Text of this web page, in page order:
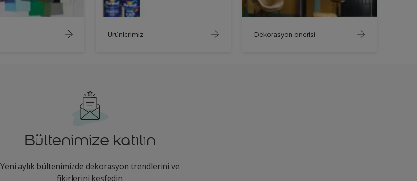
Ürünlerimiz Dekorasyon onerisi
Bültenimize katılın
Yeni aylık bültenimizde dekorasyon trendlerini ve
fikirlerini keşfedin